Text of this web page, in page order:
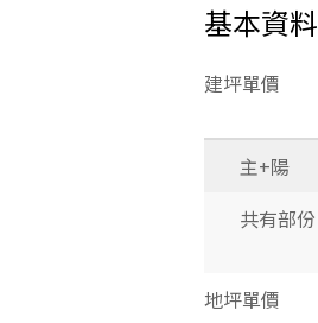
基本資料
建坪單價
主+陽
共有部份
地坪單價